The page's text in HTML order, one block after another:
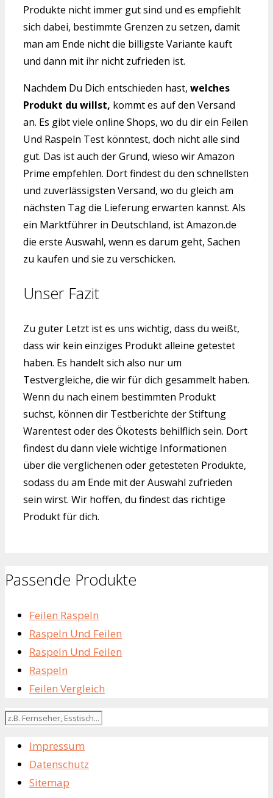
Produkte nicht immer gut sind und es empfiehlt
sich dabei, bestimmte Grenzen zu setzen, damit
man am Ende nicht die billigste Variante kauft
und dann mit ihr nicht zufrieden ist.
Nachdem Du Dich entschieden hast, welches
Produkt du willst, kommt es auf den Versand
an. Es gibt viele online Shops, wo du dir ein Feilen
Und Raspeln Test könntest, doch nicht alle sind
gut. Das ist auch der Grund, wieso wir Amazon
Prime empfehlen. Dort findest du den schnellsten
und zuverlässigsten Versand, wo du gleich am
nächsten Tag die Lieferung erwarten kannst. Als
ein Marktführer in Deutschland, ist Amazon.de
die erste Auswahl, wenn es darum geht, Sachen
zu kaufen und sie zu verschicken.
Unser Fazit
Zu guter Letzt ist es uns wichtig, dass du weißt,
dass wir kein einziges Produkt alleine getestet
haben. Es handelt sich also nur um
Testvergleiche, die wir für dich gesammelt haben.
Wenn du nach einem bestimmten Produkt
suchst, können dir Testberichte der Stiftung
Warentest oder des Ökotests behilflich sein. Dort
findest du dann viele wichtige Informationen
über die verglichenen oder getesteten Produkte,
sodass du am Ende mit der Auswahl zufrieden
sein wirst. Wir hoffen, du findest das richtige
Produkt für dich.
Passende Produkte
Feilen Raspeln
Raspeln Und Feilen
Raspeln Und Feilen
Raspeln
Feilen Vergleich
Impressum
Datenschutz
Sitemap